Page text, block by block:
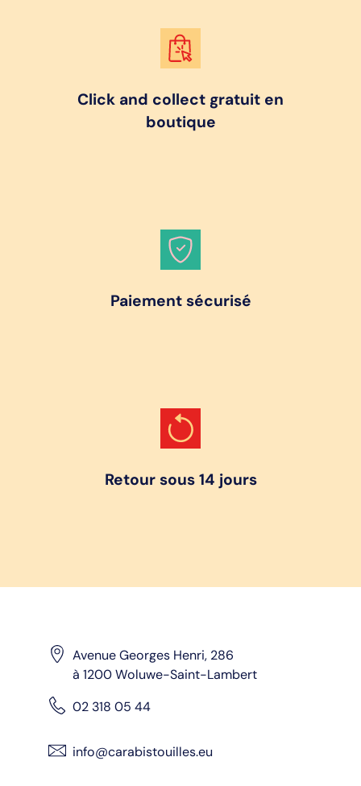
Click and collect gratuit en
boutique
Paiement sécurisé
Retour sous 14 jours
Avenue Georges Henri, 286
à 1200 Woluwe-Saint-Lambert
02 318 05 44
info@carabistouilles.eu